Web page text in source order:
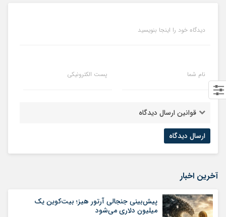
دیدگاه خود را اینجا بنویسید
نام شما پست الکترونیکی
قوانین ارسال دیدگاه
آخرین اخبار
پیش‌بینی جنجالی آرتور هیز؛ بیت‌کوین یک
میلیون دلاری می‌شود